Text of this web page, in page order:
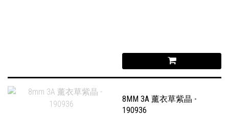
8MM 3A 薰衣草紫晶 -
190936